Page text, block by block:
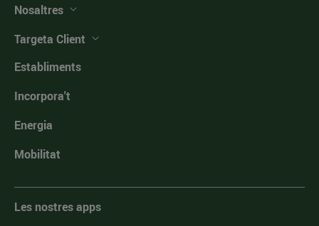
Nosaltres
Targeta Client
Establiments
Incorpora't
Energia
Mobilitat
Les nostres apps